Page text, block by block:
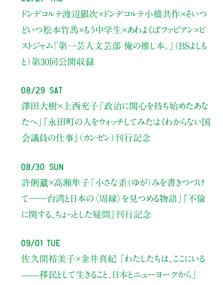
ドンデコルテ渡辺銀次×ドンデコルテ小橋共作×そいつ
どいつ松本竹馬×もう中学生×あわよくばファビアン×ピ
ストジャム「第一芸人文芸部 俺の推し本。」（BSよしも
と） 第30回公開収録
08/29 Sat
澤田大樹×上西充子 「政治に関心を持ち始めたあな
たへ」
『永田町の人をウォッチしてみた：よくわからない国
会議員の仕事』（カンゼン）刊行記念
08/30 Sun
許俐葳×高瀬隼子 「小さな歪（ゆが）みを書きつづけ
て――台湾と日本の〈周縁〉を見つめる物語」
『不倫
に関する、ちょっとした疑問』刊行記念
09/01 Tue
佐久間裕美子×金井真紀 「わたしたちは、ここにいる
——移民として生きること、日本とニューヨークから」